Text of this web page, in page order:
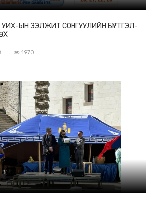
УИХ-ЫН ЭЭЛЖИТ СОНГУУЛИЙН БҮРТГЭЛ-
1970